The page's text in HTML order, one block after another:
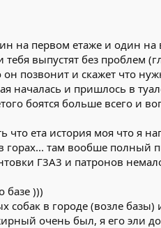
на первом етаже и один на
тебя выпустят без проблем
он позвонит и скажет что
началась и пришлось в
боятся больше всего и
что ета история моя что я
горах... там вообше полный
Г3А3 и патронов
базе )))
собак в городе (возле
очень был, я его эли